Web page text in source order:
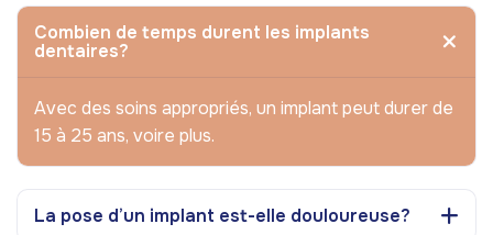
Combien de temps durent les implants
dentaires?
Avec des soins appropriés, un implant peut durer de
15 à 25 ans, voire plus.
La pose d’un implant est-elle douloureuse?